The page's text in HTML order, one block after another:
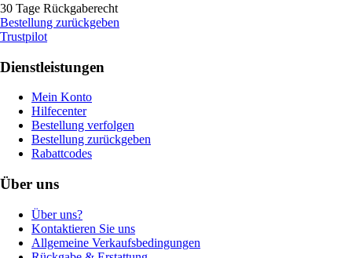
30 Tage Rückgaberecht
Bestellung zurückgeben
Trustpilot
Dienstleistungen
Mein Konto
Hilfecenter
Bestellung verfolgen
Bestellung zurückgeben
Rabattcodes
Über uns
Über uns?
Kontaktieren Sie uns
Allgemeine Verkaufsbedingungen